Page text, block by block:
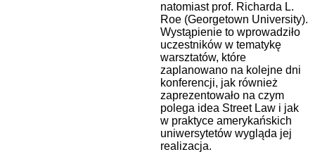
natomiast prof. Richarda L.
Roe (Georgetown University).
Wystąpienie to wprowadziło
uczestników w tematykę
warsztatów, które
zaplanowano na kolejne dni
konferencji, jak również
zaprezentowało na czym
polega idea Street Law i jak
w praktyce amerykańskich
uniwersytetów wygląda jej
realizacja.